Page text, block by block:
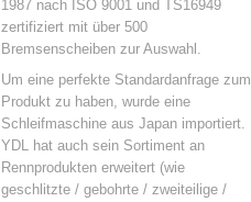
1987 nach ISO 9001 und TS16949
zertifiziert mit über 500
Bremsenscheiben zur Auswahl.
Um eine perfekte Standardanfrage zum
Produkt zu haben, wurde eine
Schleifmaschine aus Japan importiert.
YDL hat auch sein Sortiment an
Rennprodukten erweitert (wie
geschlitzte / gebohrte / zweiteilige /